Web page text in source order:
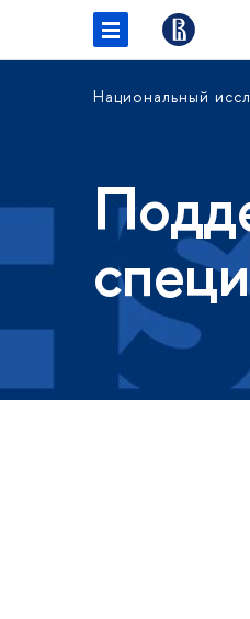
Национальный